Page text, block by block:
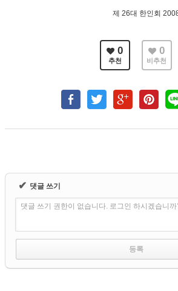
제 26대 한인회
0
추천
0
비추천
✔ 댓글 쓰기
댓글 쓰기 권한이 없습니다. 로그인 하시겠습니까